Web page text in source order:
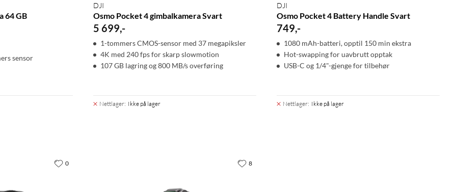
64 GB
sensor
DJI
Osmo Pocket 4 gimbalkamera Svart
5 699,-
1-tommers CMOS-sensor med 37 megapiksler
4K med 240 fps for skarp slowmotion
107 GB lagring og 800 MB/s overføring
Nettlager: Ikke på lager
DJI
Osmo Pocket 4 Battery Handle Svart
749,-
1080 mAh-batteri, opptil 150 min ekstra
Hot-swapping for uavbrutt opptak
USB-C og 1/4"-gjenge for tilbehør
Nettlager: Ikke på lager
0 8